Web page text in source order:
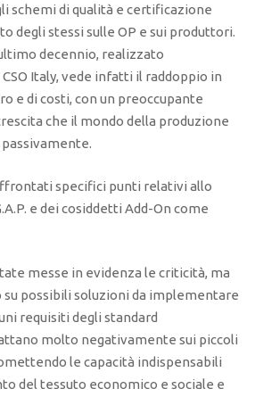
schemi di qualità e certificazione
degli stessi sulle OP e sui produttori.
decennio, realizzato
Italy, vede infatti il raddoppio in
e di costi, con un preoccupante
che il mondo della produzione
specifici punti relativi allo
e dei cosiddetti Add-On come
messe in evidenza le criticità, ma
su possibili soluzioni da implementare
requisiti degli standard
molto negativamente sui piccoli
le capacità indispensabili
del tessuto economico e sociale e